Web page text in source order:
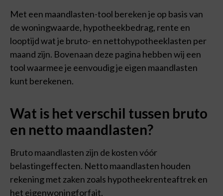
Met een maandlasten-tool bereken je op basis van
de woningwaarde, hypotheekbedrag, rente en
looptijd wat je bruto- en nettohypotheeklasten per
maand zijn. Bovenaan deze pagina hebben wij een
tool waarmee je eenvoudig je eigen maandlasten
kunt berekenen.
Wat is het verschil tussen bruto
en netto maandlasten?
Bruto maandlasten zijn de kosten vóór
belastingeffecten. Netto maandlasten houden
rekening met zaken zoals hypotheekrenteaftrek en
het eigenwoningforfait.